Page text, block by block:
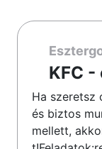
KFC
Ha szeretsz
és biztos
mellett,